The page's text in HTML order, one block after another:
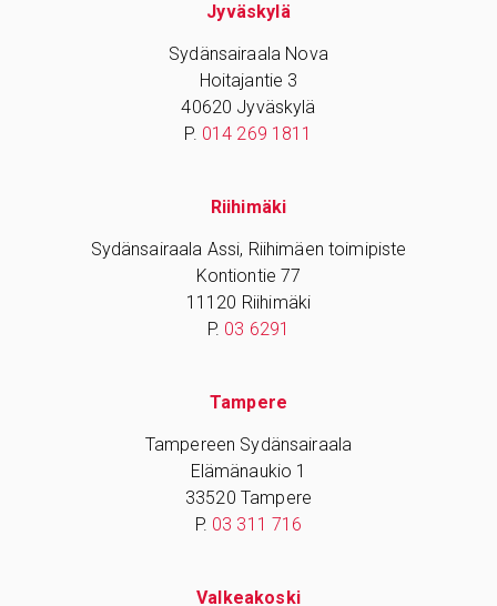
Jyväskylä
Sydänsairaala Nova
Hoitajantie 3
40620 Jyväskylä
P. 014 269 1811
Riihimäki
Sydänsairaala Assi, Riihimäen toimipiste
Kontiontie 77
11120 Riihimäki
P. 03 6291
Tampere
Tampereen Sydänsairaala
Elämänaukio 1
33520 Tampere
P. 03 311 716
Valkeakoski